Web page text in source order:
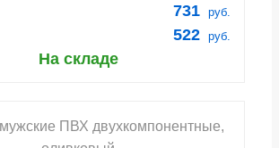
731 руб.
522 руб.
На складе